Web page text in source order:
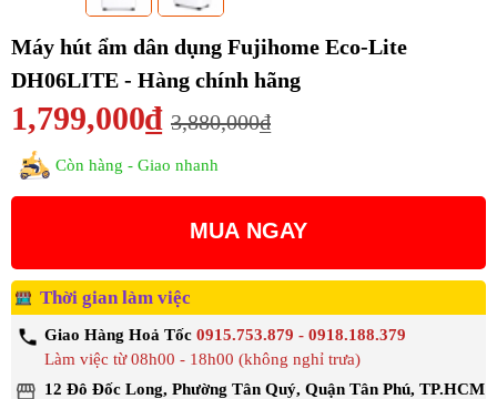
Máy hút ẩm dân dụng Fujihome Eco-Lite
DH06LITE - Hàng chính hãng
1,799,000₫ 3,880,000₫
Còn hàng - Giao nhanh
MUA NGAY
Thời gian làm việc
Giao Hàng Hoả Tốc 0915.753.879 - 0918.188.379
Làm việc từ 08h00 - 18h00 (không nghỉ trưa)
12 Đô Đốc Long, Phường Tân Quý, Quận Tân Phú, TP.HCM